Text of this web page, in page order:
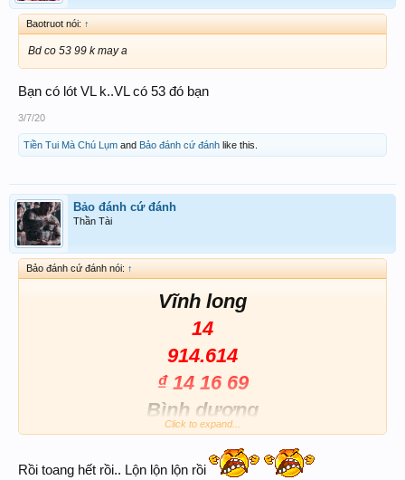
Baotruot nói: ↑
Bd co 53 99 k may a
Bạn có lót VL k..VL có 53 đó bạn
3/7/20
Tiền Tui Mà Chú Lụm and Bảo đánh cứ đánh like this.
Bảo đánh cứ đánh
Thần Tài
Bảo đánh cứ đánh nói: ↑
Vĩnh long
14
914.614
₫ 14 16 69
Bình dương
68
168
Click to expand...
Rồi toang hết rồi.. Lộn lộn lộn rồi